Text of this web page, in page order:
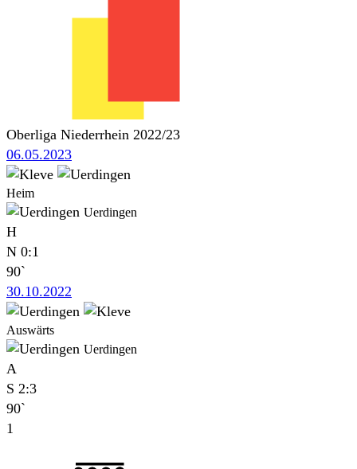
Oberliga Niederrhein 2022/23
06.05.2023
Heim
Uerdingen
H
N 0:1
90`
30.10.2022
Auswärts
Uerdingen
A
S 2:3
90`
1